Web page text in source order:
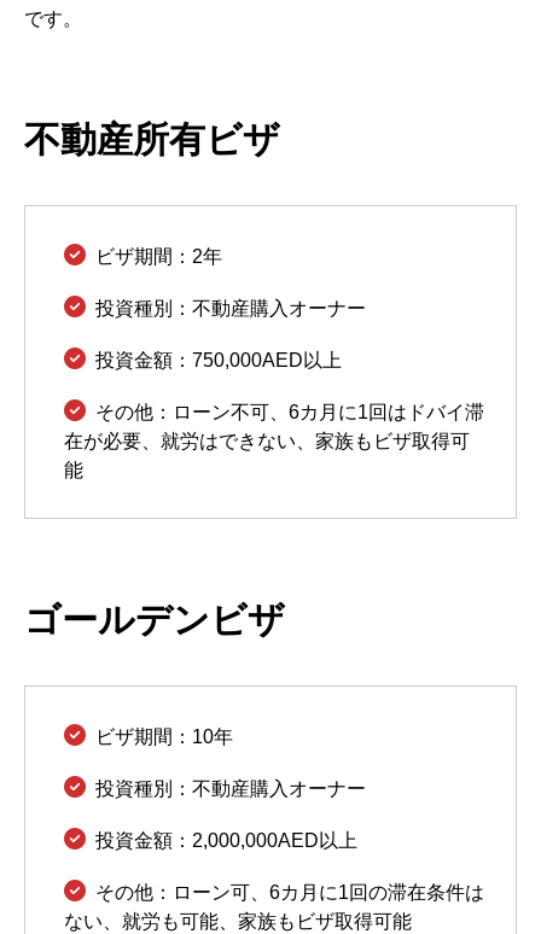
です。
不動産所有ビザ
ビザ期間：2年
投資種別：不動産購入オーナー
投資金額：750,000AED以上
その他：ローン不可、6カ月に1回はドバイ滞
在が必要、就労はできない、家族もビザ取得可
能
ゴールデンビザ
ビザ期間：10年
投資種別：不動産購入オーナー
投資金額：2,000,000AED以上
その他：ローン可、6カ月に1回の滞在条件は
ない、就労も可能、家族もビザ取得可能